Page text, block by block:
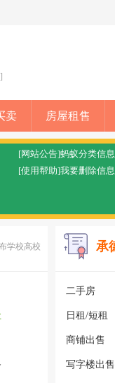
卖 房屋租售
[网站公告]蚂蚁分类信
[使用帮助]我要删除信息
学校高校 承
二手房
日租/短租
商铺出售
写字楼出售